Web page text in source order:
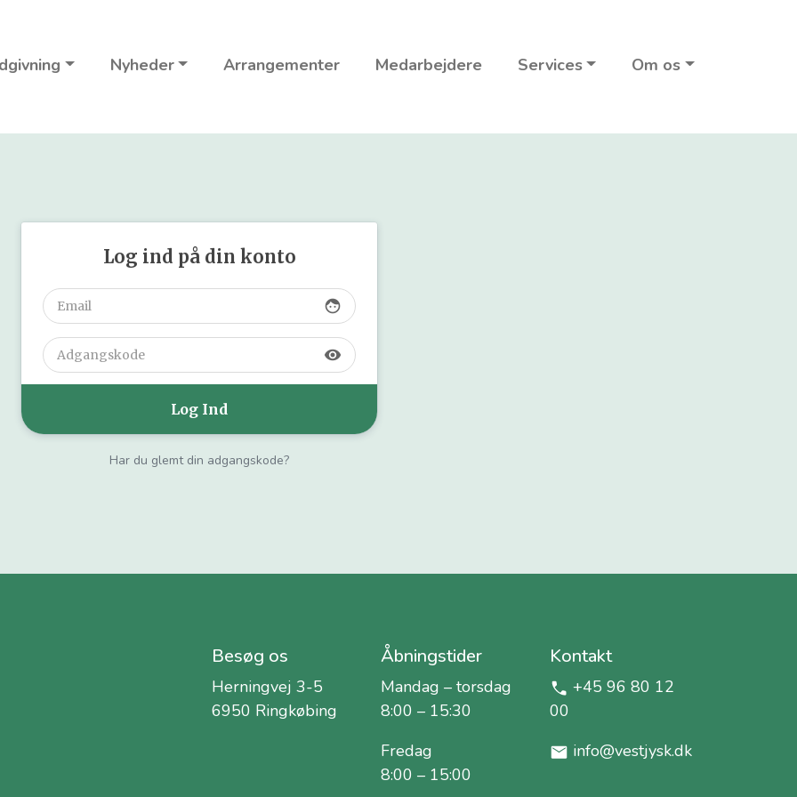
Nyheder Arrangementer Medarbejdere Services Om os
Log ind på din konto
face
visibility
Har du glemt din adgangskode?
Besøg os
Herningvej 3-5
6950 Ringkøbing
Åbningstider
Mandag – torsdag
8:00 – 15:30
Fredag
8:00 – 15:00
Kontakt
+45 96 80 12
00
info@vestjysk.dk